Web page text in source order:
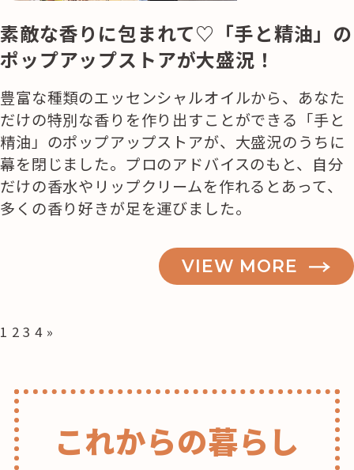
素敵な香りに包まれて♡「手と精油」の
ポップアップストアが大盛況！
豊富な種類のエッセンシャルオイルから、あなた
だけの特別な香りを作り出すことができる「手と
精油」のポップアップストアが、大盛況のうちに
幕を閉じました。プロのアドバイスのもと、自分
だけの香水やリップクリームを作れるとあって、
多くの香り好きが足を運びました。
VIEW MORE
投
1 2 3 4 »
これからの暮らし